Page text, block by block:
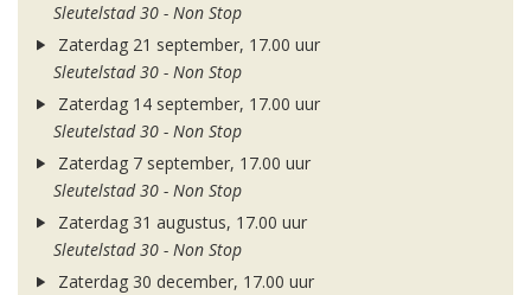
Sleutelstad 30 - Non Stop
Zaterdag 21 september, 17.00 uur
Sleutelstad 30 - Non Stop
Zaterdag 14 september, 17.00 uur
Sleutelstad 30 - Non Stop
Zaterdag 7 september, 17.00 uur
Sleutelstad 30 - Non Stop
Zaterdag 31 augustus, 17.00 uur
Sleutelstad 30 - Non Stop
Zaterdag 30 december, 17.00 uur